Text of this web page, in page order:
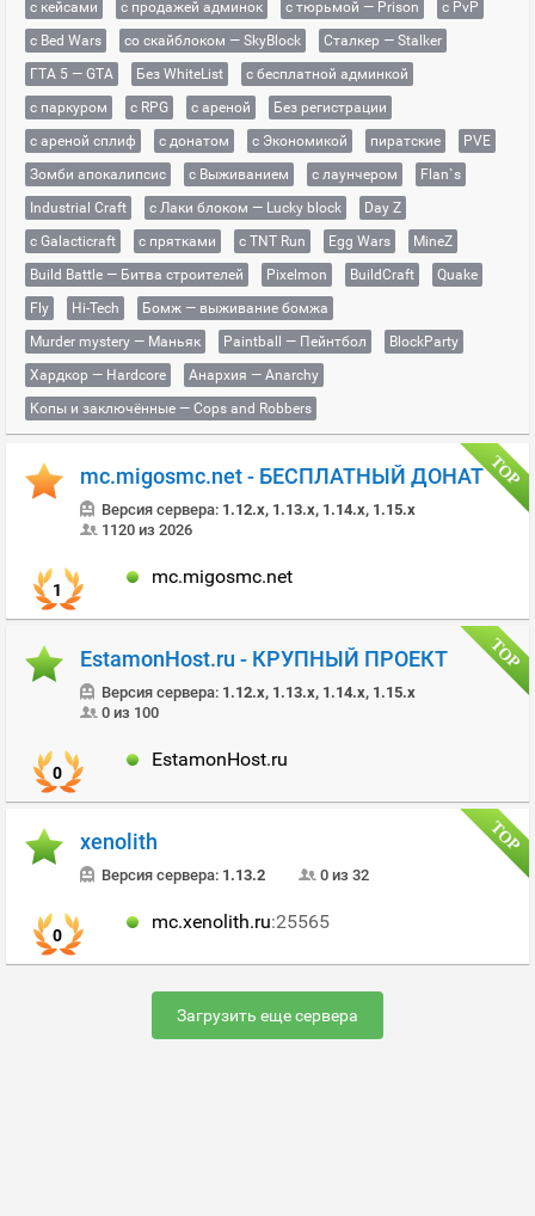
с кейсами
с продажей админок с тюрьмой — Prison
с PvP
с Bed Wars
со скайблоком — SkyBlock
Сталкер — Stalker
ГТА 5 — GTA
Без WhiteList
с бесплатной админкой
с паркуром
с RPG с ареной
Без регистрации
с ареной сплиф
с донатом с Экономикой пиратские
PVE
Зомби апокалипсис
с Выживанием с лаунчером
Flan`s
Industrial Craft
с Лаки блоком — Lucky block
Day Z
с Galacticraft
с прятками с TNT Run Egg Wars
MineZ
Build Battle — Битва строителей
Pixelmon BuildCraft
Quake
Fly
Hi-Tech
Бомж — выживание бомжа
Murder mystery — Маньяк
Paintball — Пейнтбол
BlockParty
Хардкор — Hardcore
Анархия — Anarchy
Копы и заключённые — Cops and Robbers
mc.migosmc.net - БЕСПЛАТНЫЙ ДОНАТ
Версия сервера: 1.12.x, 1.13.x, 1.14.x, 1.15.x
1120 из 2026
1
mc.migosmc.net
EstamonHost.ru - КРУПНЫЙ ПРОЕКТ
Версия сервера: 1.12.x, 1.13.x, 1.14.x, 1.15.x
0 из 100
0
EstamonHost.ru
xenolith
Версия сервера: 1.13.2 0 из 32
0
mc.xenolith.ru:25565
Загрузить еще сервера